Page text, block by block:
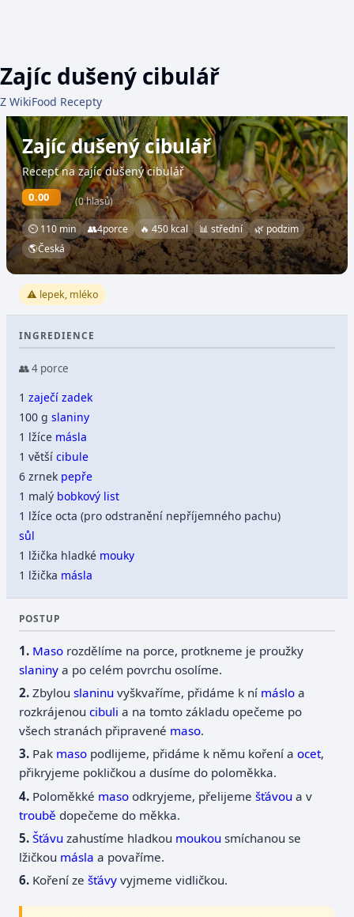
Zajíc dušený cibulář
Z WikiFood Recepty
Zajíc dušený cibulář
Recept na zajíc dušený cibulář
0.00 (0 hlasů)
⏲ 110 min 👥4porce 🔥 450 kcal 📊 střední
🌿 podzim
🌎Česká
⚠️ lepek, mléko
INGREDIENCE
👥 4 porce
1zaječí zadek
100 gslaniny
1 lžíce másla
1 většícibule
6 zrnek pepře
1 malý bobkový list
1 lžíce octa (pro odstranění nepříjemného pachu)
sůl
1 lžička hladké mouky
1 lžička másla
POSTUP
Maso rozdělíme na porce, protkneme je proužky
slaniny a po celém povrchu osolíme.
Zbylouslaninu vyškvaříme, přidáme k ní máslo a
rozkrájenoucibuli a na tomto základu opečeme po
všech stranách připravené maso.
Pak maso podlijeme, přidáme k němu koření aocet,
přikryjeme pokličkou a dusíme do poloměkka.
Poloměkké maso odkryjeme, přelijemešťávou a v
troubě dopečeme do měkka.
Šťávu zahustíme hladkou moukou smíchanou se
lžičkou másla a povaříme.
Koření zešťávy vyjmeme vidličkou.